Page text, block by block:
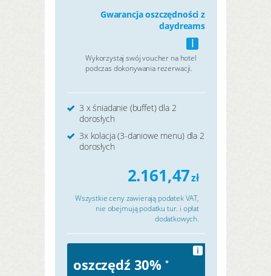
Gwarancja oszczędności z
daydreams
i
Wykorzystaj swój voucher na hotel
podczas dokonywania rezerwacji.
3 x śniadanie (buffet) dla 2
dorosłych
3x kolacja (3-daniowe menu) dla 2
dorosłych
2.161,47zł
Wszystkie ceny zawierają podatek VAT,
nie obejmują podatku tur. i opłat
dodatkowych.
oszczędź 30% *
i